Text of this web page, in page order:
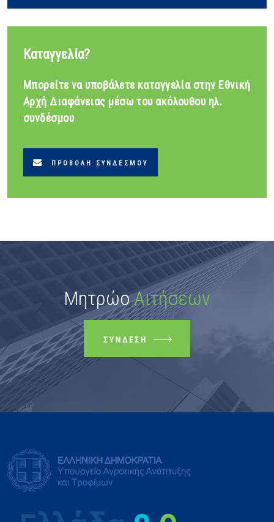
Καταγγελία?
Μπορείτε να υποβάλετε καταγγελία στην Εθνική
Αρχή Διαφάνειας μέσω του ακόλουθου ηλ.
συνδέσμου
ΠΡΟΒΟΛΉ ΣΥΝΔΈΣΜΟΥ
ΜητρώοΑιτήσεων
ΣΎΝΔΕΣΗ